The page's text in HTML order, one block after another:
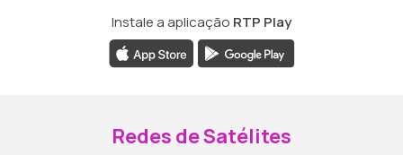
Instale a aplicação RTP Play
Redes de Satélites